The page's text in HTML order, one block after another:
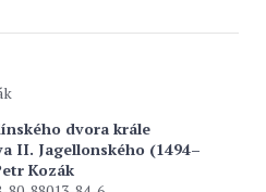
dvora krále
II. Jagellonského (1494–
Kozák